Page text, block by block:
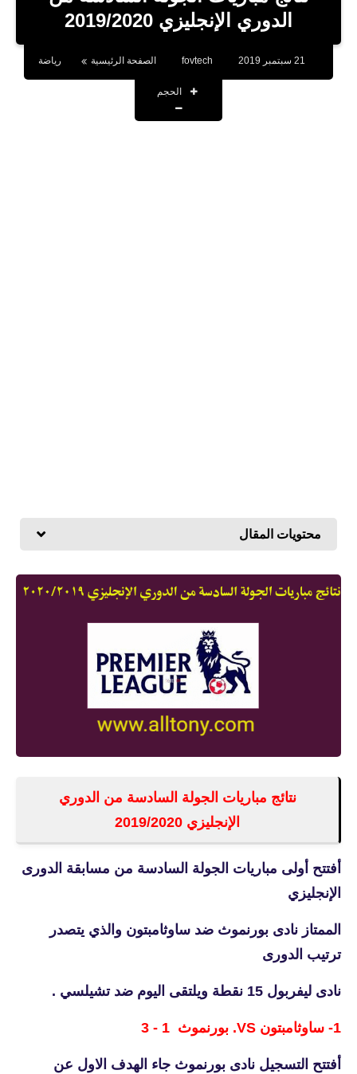
بلوجر
الدوري الإنجليزي 2019/2020
fovtech الصفحة الرئيسية رياضة
الحجم
محتويات المقال
نتائج مباريات الجولة السادسة من الدوري
الإنجليزي 2019/2020
أفتتح أولى مباريات الجولة السادسة من مسابقة الدورى
الإنجليزي
الممتاز نادى بورنموث ضد ساوثامبتون والذي يتصدر
ترتيب الدورى
نادى ليفربول 15 نقطة ويلتقى اليوم ضد تشيلسي .
1- ساوثامبتون VS. بورنموث 1 - 3
أفتتح التسجيل نادى بورنموث جاء الهدف الاول عن